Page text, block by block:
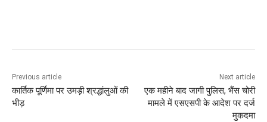
Previous article
कार्तिक पूर्णिमा पर उमड़ी श्रद्धांलुओं की
भीड़
Next article
एक महीने बाद जागी पुलिस, भैंस चोरी
मामले में एसएसपी के आदेश पर दर्ज
मुकदमा